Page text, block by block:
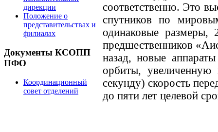
дирекции
Положение о
представительствах и
филиалах
Документы КСОПП
ПФО
Координационный
совет отделений
соответственно. Это
спутников по
одинаковые размеры,
предшественников
назад, новые
орбиты,
секунду) скорость
до пяти лет целевой